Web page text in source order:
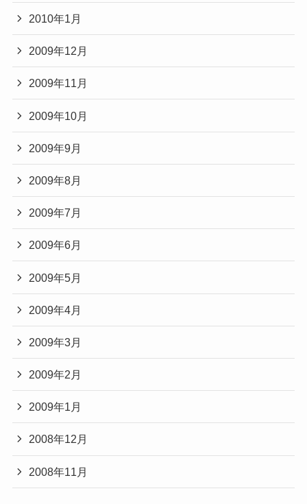
2010年1月
2009年12月
2009年11月
2009年10月
2009年9月
2009年8月
2009年7月
2009年6月
2009年5月
2009年4月
2009年3月
2009年2月
2009年1月
2008年12月
2008年11月